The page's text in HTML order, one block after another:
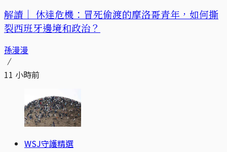
解讀｜ 休達危機：冒死偷渡的摩洛哥青年，如何撕
裂西班牙邊境和政治？
孫漫漫
11 小時前
WSJ守護精選